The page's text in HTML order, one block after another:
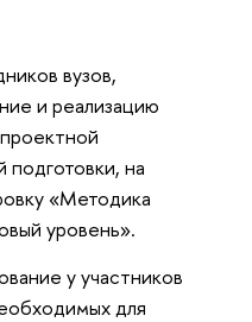
вузов,
и реализацию
подготовки, на
«Методика
уровень».
у участников
для